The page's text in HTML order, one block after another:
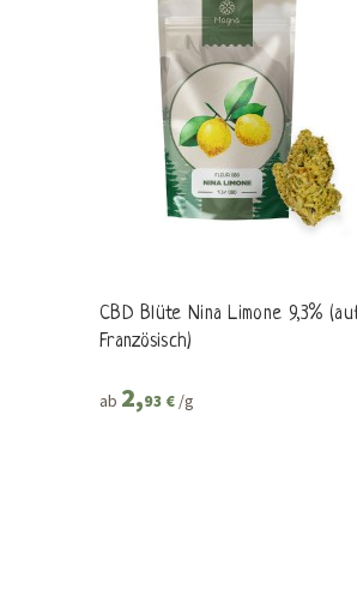
CBD Blüte Nina Limone 9,3%
Französisch)
ab 2,93 € /g